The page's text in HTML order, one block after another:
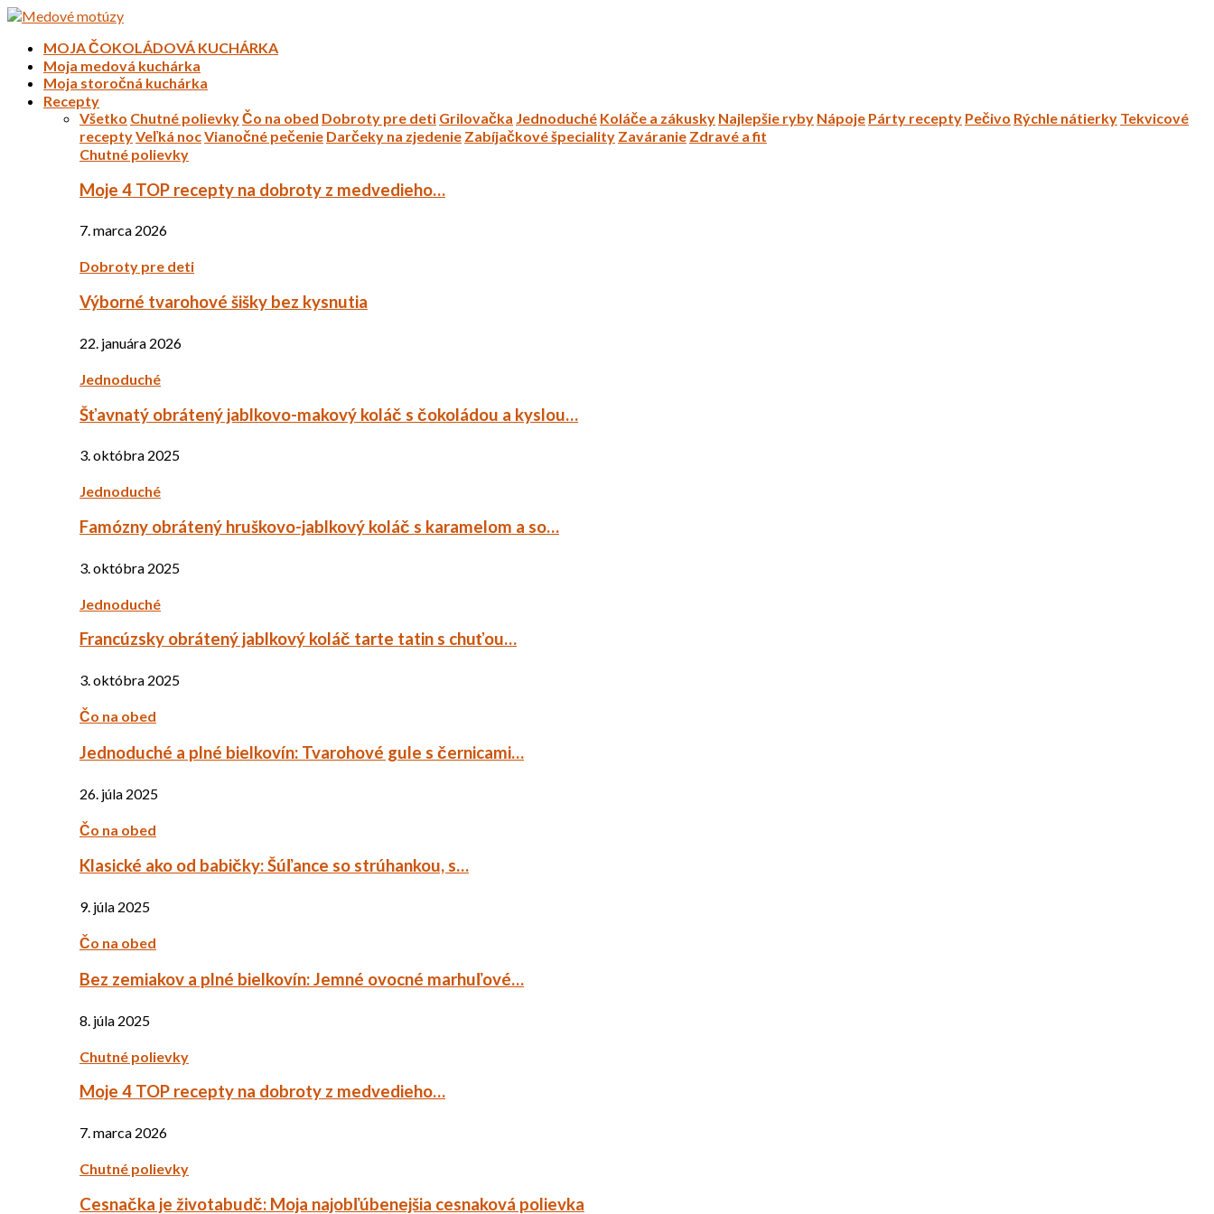
MOJA ČOKOLÁDOVÁ KUCHÁRKA
Moja medová kuchárka
Moja storočná kuchárka
Recepty
Všetko Chutné polievkyČo na obed Dobroty pre deti Grilovačka Jednoduché Koláče a zákusky Najlepšie ryby Nápoje Párty recepty Pečivo Rýchle nátierky Tekvicové
receptyVeľká nocVianočné pečenie Darčeky na zjedenie Zabíjačkové špeciality Zaváranie Zdravé a fit
Chutné polievky
Moje 4 TOP recepty na dobroty z medvedieho…
7. marca 2026
Dobroty pre deti
Výborné tvarohové šišky bez kysnutia
22. januára 2026
Jednoduché
Šťavnatý obrátený jablkovo-makový koláč s čokoládou a kyslou…
3. októbra 2025
Jednoduché
Famózny obrátený hruškovo-jablkový koláč s karamelom a so…
3. októbra 2025
Jednoduché
Francúzsky obrátený jablkový koláč tarte tatin s chuťou…
3. októbra 2025
Čo na obed
Jednoduché a plné bielkovín: Tvarohové gule s černicami…
26. júla 2025
Čo na obed
Klasické ako od babičky: Šúľance so strúhankou, s…
9. júla 2025
Čo na obed
Bez zemiakov a plné bielkovín: Jemné ovocné marhuľové…
8. júla 2025
Chutné polievky
Moje 4 TOP recepty na dobroty z medvedieho…
7. marca 2026
Chutné polievky
Cesnačka je životabudč: Moja najobľúbenejšia cesnaková polievka